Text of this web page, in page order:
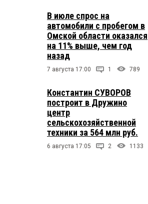
В июле спрос на
автомобили с пробегом в
Омской области оказался
на 11% выше, чем год
назад
7 августа 17:00 1 789
Константин СУВОРОВ
построит в Дружино
центр
сельскохозяйственной
техники за 564 млн руб.
6 августа 17:05 2 1133